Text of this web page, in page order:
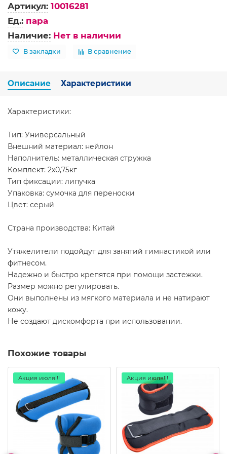
Артикул: 10016281
Ед.: пара
Наличие: Нет в наличии
В закладки В сравнение
Описание Характеристики
Характеристики:
Тип: Универсальный
Внешний материал: нейлон
Наполнитель: металлическая стружка
Комплект: 2х0,75кг
Тип фиксации: липучка
Упаковка: сумочка для переноски
Цвет: серый
Страна производства: Китай
Утяжелители подойдут для занятий гимнастикой или
фитнесом.
Надежно и быстро крепятся при помощи застежки.
Размер можно регулировать.
Они выполнены из мягкого материала и не натирают
кожу.
Не создают дискомфорта при использовании.
Похожие товары
Акция июля!!! Акция июля!!!